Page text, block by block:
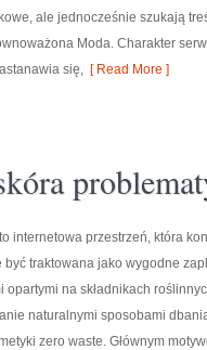
ale jednocześnie szukają
Moda. Charakter
się, [ Read More ]
internetowa przestrzeń, która
być traktowana jako wygodne
opartymi na składnikach
naturalnymi sposobami
zero waste. Głównym